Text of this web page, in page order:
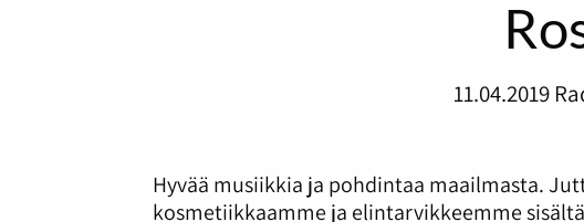
11.04.2019
Hyvää musiikkia ja pohdintaa maailmasta.
kosmetiikkaamme ja elintarvikkeemme